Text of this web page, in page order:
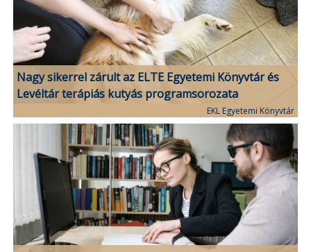
Nagy sikerrel zárult az ELTE Egyetemi Könyvtár és
Levéltár terápiás kutyás programsorozata
EKL Egyetemi Könyvtár